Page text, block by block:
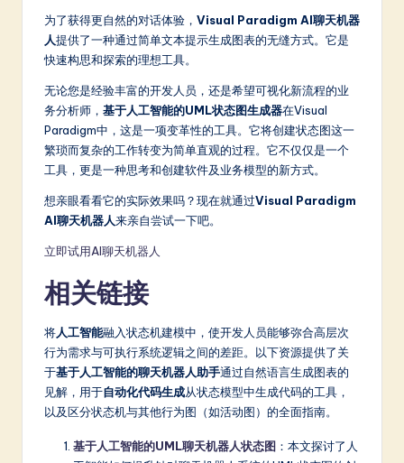
为了获得更自然的对话体验， Visual Paradigm AI聊天机器
人提供了一种通过简单文本提示生成图表的无缝方式。它是
快速构思和探索的理想工具。
无论您是经验丰富的开发人员，还是希望可视化新流程的业
务分析师， 基于人工智能的UML状态图生成器在Visual
Paradigm中，这是一项变革性的工具。它将创建状态图这一
繁琐而复杂的工作转变为简单直观的过程。它不仅仅是一个
工具，更是一种思考和创建软件及业务模型的新方式。
想亲眼看看它的实际效果吗？现在就通过Visual Paradigm
AI聊天机器人来亲自尝试一下吧。
立即试用AI聊天机器人
相关链接
将人工智能融入状态机建模中，使开发人员能够弥合高层次
行为需求与可执行系统逻辑之间的差距。以下资源提供了关
于基于人工智能的聊天机器人助手通过自然语言生成图表的
见解，用于自动化代码生成从状态模型中生成代码的工具，
以及区分状态机与其他行为图（如活动图）的全面指南。
基于人工智能的UML聊天机器人状态图 ：本文探讨了人